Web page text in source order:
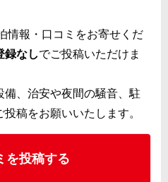
情報・口コミをお寄せくだ
録なしでご投稿いただけま
、治安や夜間の騒音、駐
稿をお願いいたします。
を投稿する